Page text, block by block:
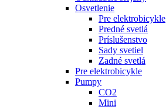
Osvetlenie
Pre elektrobicykle
Predné svetlá
Príslušenstvo
Sady svetiel
Zadné svetlá
Pre elektrobicykle
Pumpy
CO2
Mini